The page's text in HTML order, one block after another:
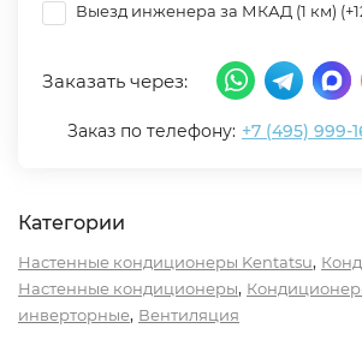
Выезд инженера за МКАД (1 км) (+
Заказать через:
Заказ по телефону: +7 (495) 999-
Категории
Настенные кондиционеры Kentatsu,
Настенные кондиционеры,
инверторные, Вентиляция